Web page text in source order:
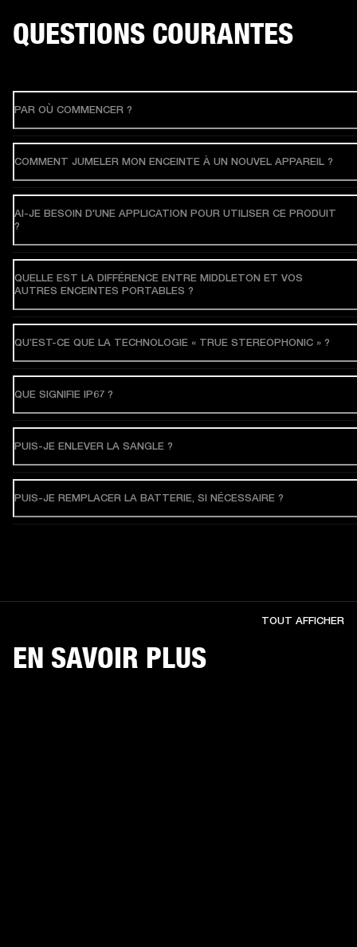
QUESTIONS COURANTES
PAR OÙ COMMENCER ?
COMMENT JUMELER MON ENCEINTE À UN NOUVEL APPAREIL ?
AI-JE BESOIN D'UNE APPLICATION POUR UTILISER CE PRODUIT
?
QUELLE EST LA DIFFÉRENCE ENTRE MIDDLETON ET VOS
AUTRES ENCEINTES PORTABLES ?
QU’EST-CE QUE LA TECHNOLOGIE « TRUE STEREOPHONIC » ?
QUE SIGNIFIE IP67 ?
PUIS-JE ENLEVER LA SANGLE ?
PUIS-JE REMPLACER LA BATTERIE, SI NÉCESSAIRE ?
EN SAVOIR PLUS
TOUT AFFICHER